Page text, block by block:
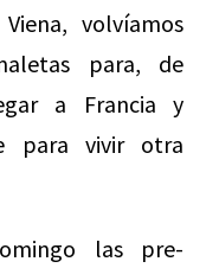
volvíamos
para, de
a Francia y
para vivir otra
las pre-